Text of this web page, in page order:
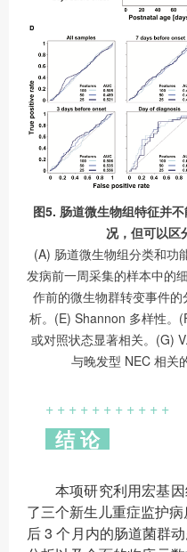
图5. 肠道微生物组特征并
况，但可以区
(A) 肠道微生物组分类和功
发病前一周采集的样本中的
作前的微生物群转变事件
析。(E) Shannon 多样性。
或对照状态显著相关。(G)
与晚发型 NEC 相关
+ + + + + + + + + + +
结 论
本项研究利用宏基
了三个新生儿重症监护
后 3 个月内的肠道菌群